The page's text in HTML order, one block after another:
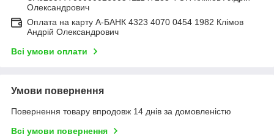
Олександрович
Оплата на карту А-БАНК 4323 4070 0454 1982 Клімов
Андрій Олександрович
Всі умови оплати
Умови повернення
Повернення товару впродовж 14 днів за домовленістю
Всі умови повернення